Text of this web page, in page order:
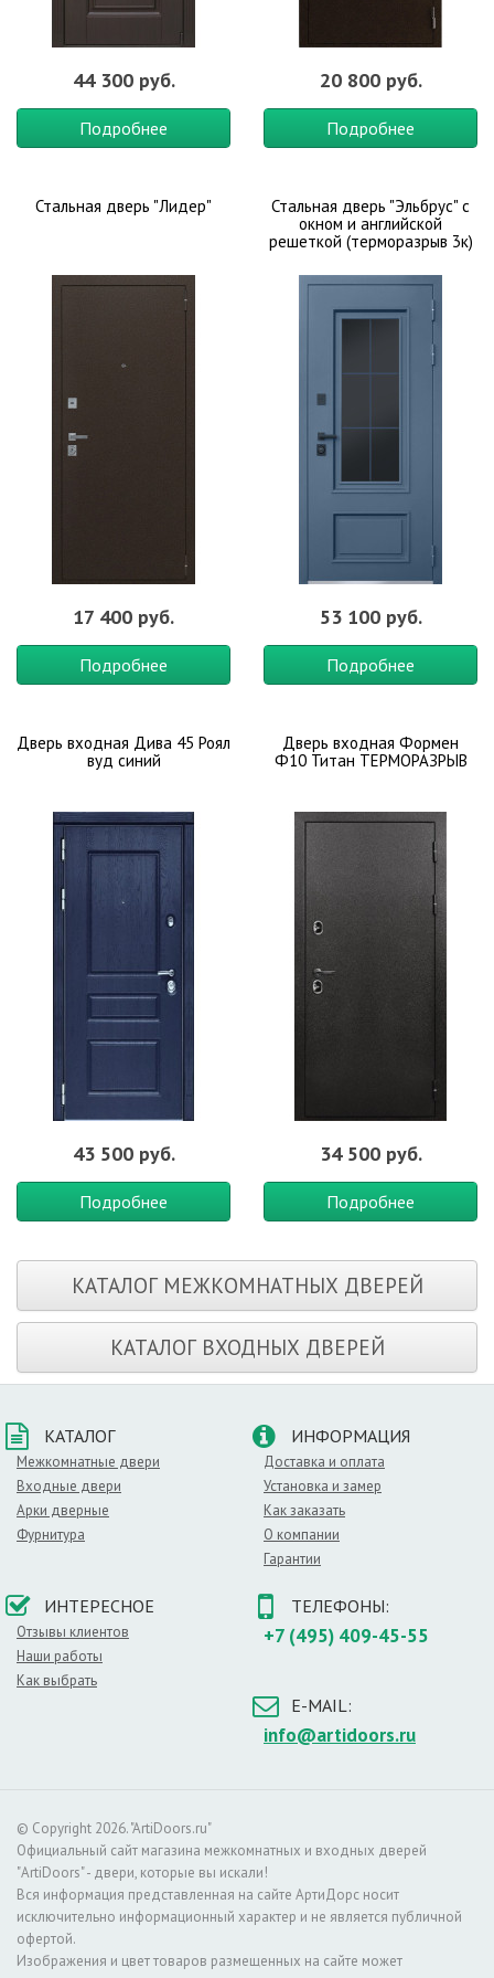
44 300 руб.
Подробнее
20 800 руб.
Подробнее
Стальная дверь "Лидер"
17 400 руб.
Подробнее
Стальная дверь "Эльбрус" с
окном и английской
решеткой (терморазрыв 3к)
53 100 руб.
Подробнее
Дверь входная Дива 45 Роял
вуд синий
43 500 руб.
Подробнее
Дверь входная Формен
Ф10 Титан ТЕРМОРАЗРЫВ
34 500 руб.
Подробнее
КАТАЛОГ МЕЖКОМНАТНЫХ ДВЕРЕЙ
КАТАЛОГ ВХОДНЫХ ДВЕРЕЙ
КАТАЛОГ
Межкомнатные двери
Входные двери
Арки дверные
Фурнитура
ИНФОРМАЦИЯ
Доставка и оплата
Установка и замер
Как заказать
О компании
Гарантии
ИНТЕРЕСНОЕ
Отзывы клиентов
Наши работы
Как выбрать
ТЕЛЕФОНЫ:
+7 (495) 409-45-55
E-MAIL:
info@artidoors.ru
© Copyright 2026. "ArtiDoors.ru"
Официальный сайт магазина межкомнатных и входных дверей
"ArtiDoors" - двери, которые вы искали!
Вся информация представленная на сайте АртиДорс носит
исключительно информационный характер и не является публичной
офертой.
Изображения и цвет товаров размещенных на сайте может